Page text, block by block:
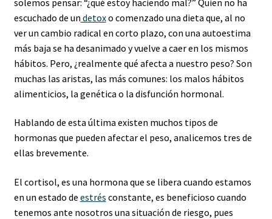
escuchado de un detoxo comenzado una dieta que, al no
ver un cambio radical en corto plazo, con una autoestima
más baja se ha desanimado y vuelve a caer en los mismos
hábitos. Pero, ¿realmente qué afecta a nuestro peso? Son
muchas las aristas, las más comunes: los malos hábitos
alimenticios, la genética o la disfunción hormonal.
Hablando de esta última existen muchos tipos de
hormonas que pueden afectar el peso, analicemos tres de
ellas brevemente.
El cortisol, es una hormona que se libera cuando estamos
en un estado de estrés constante, es beneficioso cuando
tenemos ante nosotros una situación de riesgo, pues